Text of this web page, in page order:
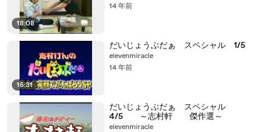
18:08
14 年前
15:31
だいじょうぶだぁ スペシャル 1/5
elevenmiracle
14 年前
だいじょうぶだぁ スペシャル
4/5 ～志村軒 傑作選～
elevenmiracle